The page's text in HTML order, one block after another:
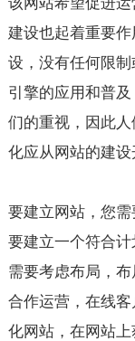
建设也起着重要
设，没有任何限
引擎的应用和普
们的重视，因此
化应从网站的建设
要建立网站，您
要建立一个符合
需要考虑布局，
合作运营，在线
化网站，在网站